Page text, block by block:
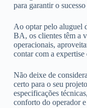
para garantir o
Ao optar pelo aluguel
BA, os clientes têm a
operacionais,
contar com a expertise
Não deixe de
certo para o seu
especificações
conforto do operador